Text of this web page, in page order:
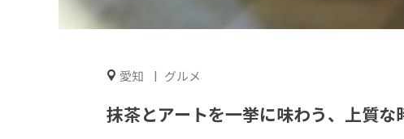
愛知 グルメ
抹茶とアートを一挙に味わう、上質な